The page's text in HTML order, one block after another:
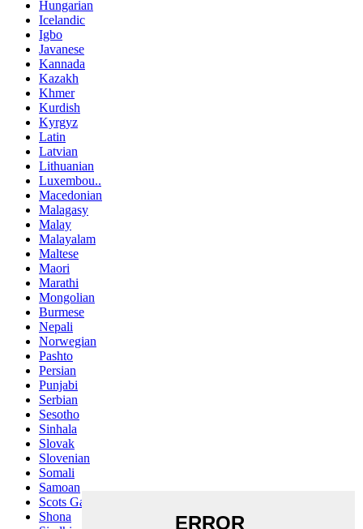
Hungarian
Icelandic
Igbo
Javanese
Kannada
Kazakh
Khmer
Kurdish
Kyrgyz
Latin
Latvian
Lithuanian
Luxembou..
Macedonian
Malagasy
Malay
Malayalam
Maltese
Maori
Marathi
Mongolian
Burmese
Nepali
Norwegian
Pashto
Persian
Punjabi
Serbian
Sesotho
Sinhala
Slovak
Slovenian
Somali
Samoan
Scots Gaelic
Shona